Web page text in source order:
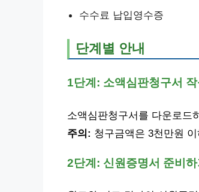
수수료 납입영수증
단계별 안내
1단계: 소액심판청구서 작
소액심판청구서를 다운로드
주의: 청구금액은 3천만원
2단계: 신원증명서 준비하